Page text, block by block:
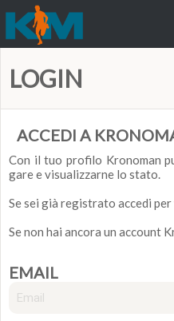
LOGIN
ACCEDI A
Con il tuo profilo Kronoman
gare e visualizzarne lo stato.
Se sei già registrato accedi
Se non hai ancora un account
EMAIL